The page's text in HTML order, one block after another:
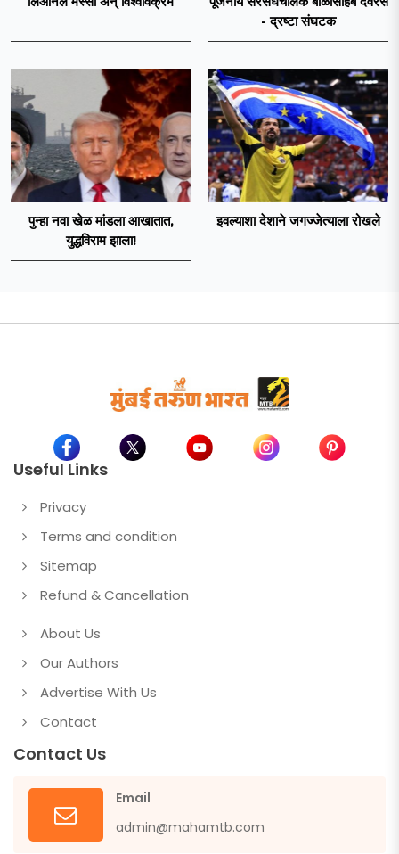
- द्रष्टा संघटक
पुन्हा नवा खेळ मांडला आखातात,
युद्धविराम झाला!
इवल्याशा देशाने जगज्जेत्याला रोखले
Useful Links
Privacy
Terms and condition
Sitemap
Refund & Cancellation
About Us
Our Authors
Advertise With Us
Contact
Contact Us
Email
admin@mahamtb.com